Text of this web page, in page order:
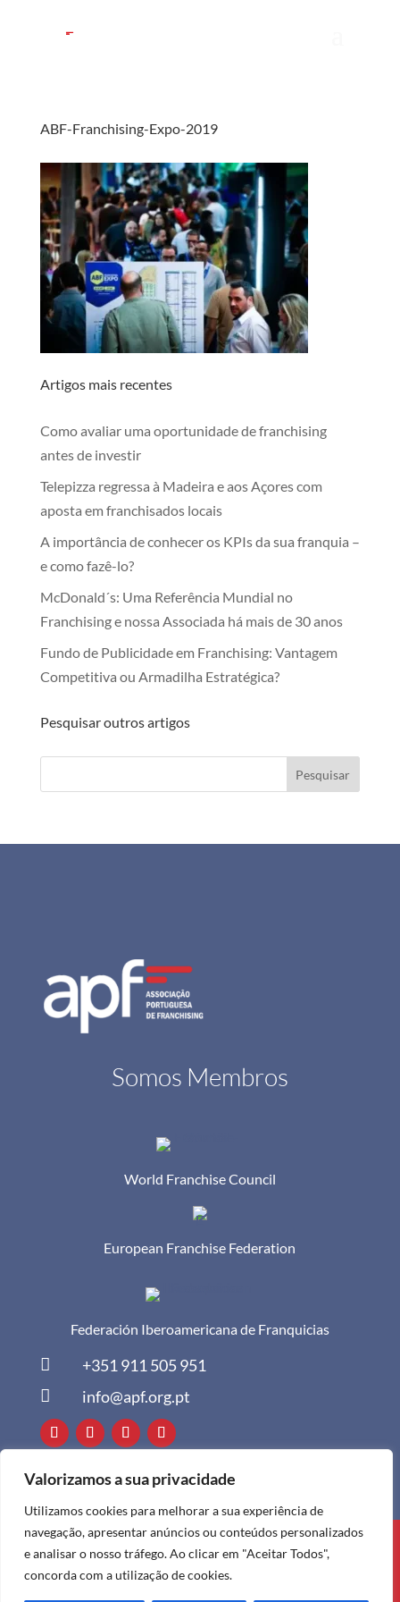
Valorizamos a sua privacidade
Utilizamos cookies para melhorar a sua experiência de
navegação, apresentar anúncios ou conteúdos personalizados
e analisar o nosso tráfego. Ao clicar em "Aceitar Todos",
concorda com a utilização de cookies.
ABF-Franchising-Expo-2019
Artigos mais recentes
Como avaliar uma oportunidade de franchising
antes de investir
Telepizza regressa à Madeira e aos Açores com
aposta em franchisados locais
A importância de conhecer os KPIs da sua franquia –
e como fazê-lo?
McDonald´s: Uma Referência Mundial no
Franchising e nossa Associada há mais de 30 anos
Fundo de Publicidade em Franchising: Vantagem
Competitiva ou Armadilha Estratégica?
Pesquisar outros artigos
Pesquisar
Somos Membros
World Franchise Council
European Franchise Federation
Federación Iberoamericana de Franquicias
 +351 911 505 951
 info@apf.org.pt
Todos os direitos reservados à APF ©
2024